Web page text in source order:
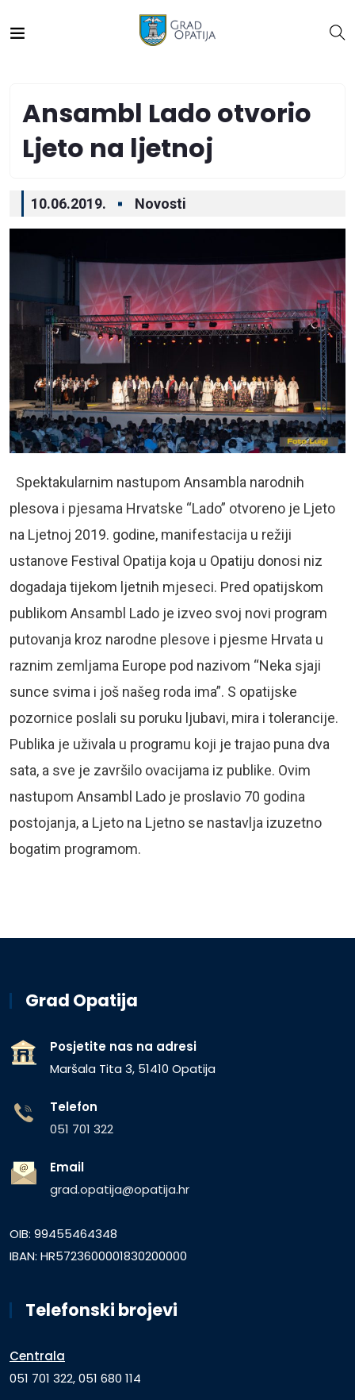
Ansambl Lado otvorio
Ljeto na ljetnoj
10.06.2019. Novosti
Spektakularnim nastupom Ansambla narodnih
plesova i pjesama Hrvatske “Lado” otvoreno je Ljeto
na Ljetnoj 2019. godine, manifestacija u režiji
ustanove Festival Opatija koja u Opatiju donosi niz
dogadaja tijekom ljetnih mjeseci. Pred opatijskom
publikom Ansambl Lado je izveo svoj novi program
putovanja kroz narodne plesove i pjesme Hrvata u
raznim zemljama Europe pod nazivom “Neka sjaji
sunce svima i još našeg roda ima”. S opatijske
pozornice poslali su poruku ljubavi, mira i tolerancije.
Publika je uživala u programu koji je trajao puna dva
sata, a sve je završilo ovacijama iz publike. Ovim
nastupom Ansambl Lado je proslavio 70 godina
postojanja, a Ljeto na Ljetno se nastavlja izuzetno
bogatim programom.
Grad Opatija
Posjetite nas na adresi
Maršala Tita 3, 51410 Opatija
Telefon
051 701 322
Email
grad.opatija@opatija.hr
OIB: 99455464348
IBAN: HR5723600001830200000
Telefonski brojevi
Centrala
051 701 322, 051 680 114